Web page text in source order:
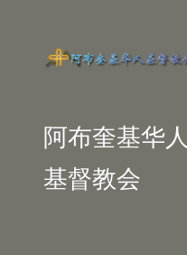
阿布奎基华人
基督教会